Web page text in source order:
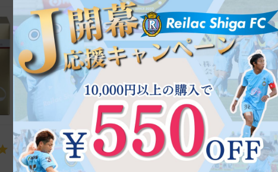
プルーファ エラスリフト